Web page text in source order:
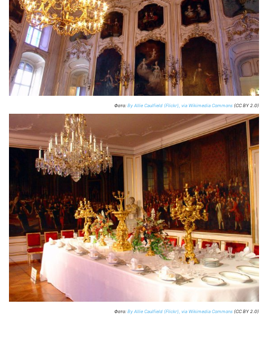
Фото: By Allie Caulfield (Flickr), via Wikimedia Commons (CC BY 2.0)
Фото: By Allie Caulfield (Flickr), via Wikimedia Commons (CC BY 2.0)